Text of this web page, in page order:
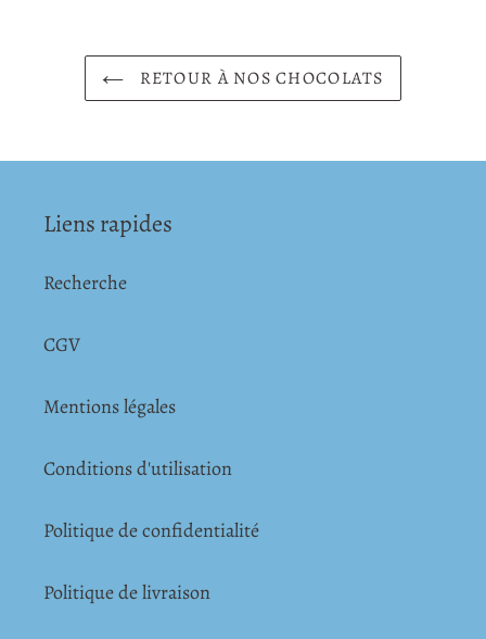
RETOUR À NOS CHOCOLATS
Liens rapides
Recherche
CGV
Mentions légales
Conditions d'utilisation
Politique de confidentialité
Politique de livraison